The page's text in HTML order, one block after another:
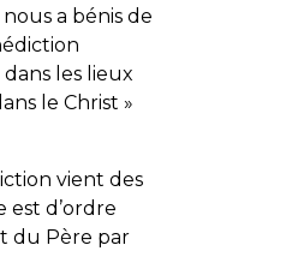
a bénis de
les lieux
le Christ »
vient des
est d’ordre
du Père par